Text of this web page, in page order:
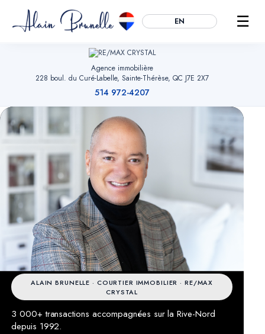
Essentiels TOUJOURS ACTIFS
Mémorisent votre choix de témoins, sécurisent les formulaires et
permettent la navigation. Sans eux, le site ne peut fonctionner.
Mesure d'audience OPTIONNEL
Google Analytics (anonymisé). Nous aide à comprendre quelles
pages sont utiles pour améliorer le site. Aucune donnée
publicitaire.
Marketing OPTIONNEL
Pour de futures campagnes (remarketing Google, pixel Meta).
EN ☰
Agence immobilière
228 boul. du Curé-Labelle, Sainte-Thérèse, QC J7E 2X7
514 972-4207
ALAIN BRUNELLE · COURTIER IMMOBILIER · RE/MAX
CRYSTAL
3 000+ transactions accompagnées sur la Rive-Nord
depuis 1992.